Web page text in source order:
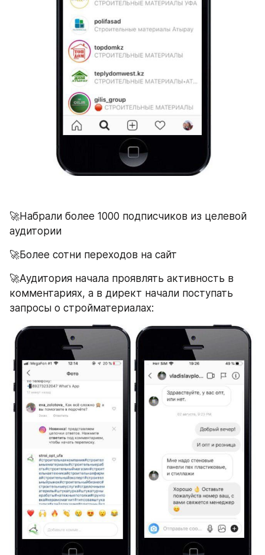
🚀Набрали более 1000 подписчиков из целевой
аудитории
🚀Более сотни переходов на сайт
🚀Аудитория начала проявлять активность в
комментариях, а в директ начали поступать
запросы о стройматериалах: